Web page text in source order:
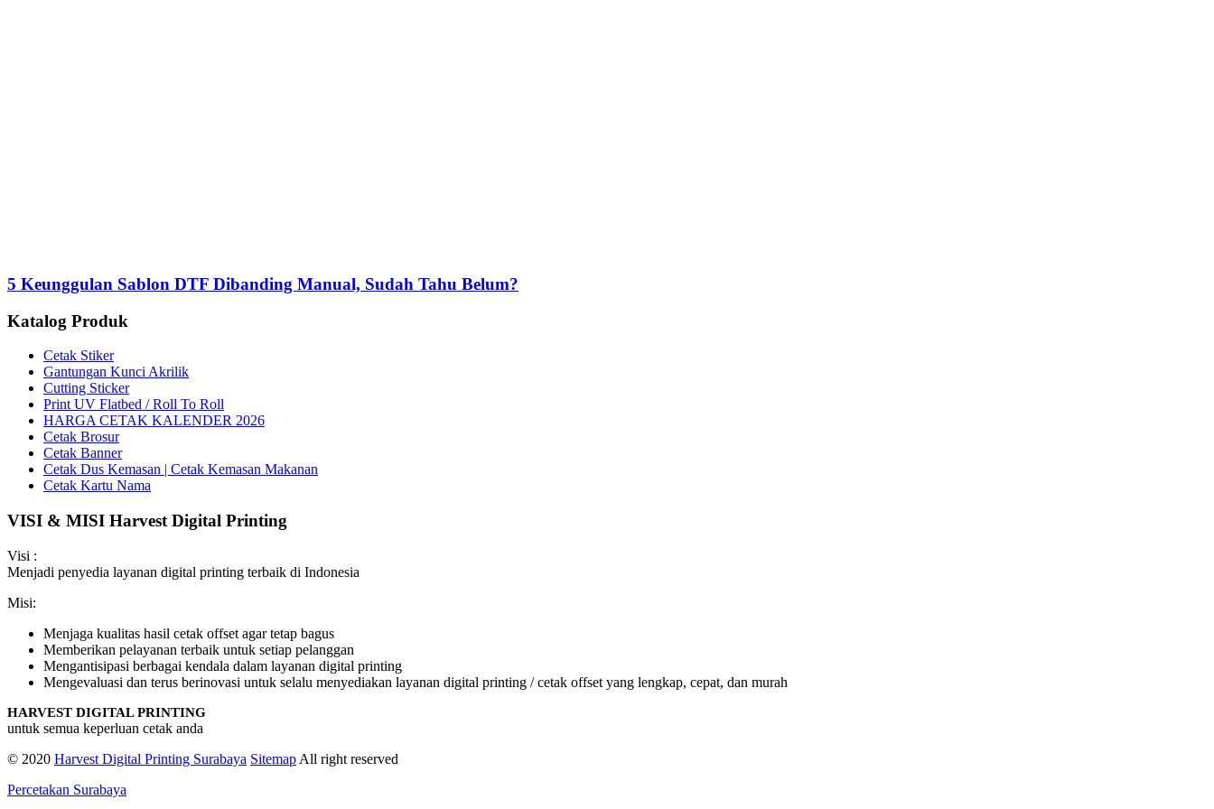
5 Keunggulan Sablon DTF Dibanding Manual, Sudah Tahu Belum?
Katalog Produk
Cetak Stiker
Gantungan Kunci Akrilik
Cutting Sticker
Print UV Flatbed / Roll To Roll
HARGA CETAK KALENDER 2026
Cetak Brosur
Cetak Banner
Cetak Dus Kemasan | Cetak Kemasan Makanan
Cetak Kartu Nama
VISI & MISI Harvest Digital Printing
Visi :
Menjadi penyedia layanan digital printing terbaik di Indonesia
Misi:
Menjaga kualitas hasil cetak offset agar tetap bagus
Memberikan pelayanan terbaik untuk setiap pelanggan
Mengantisipasi berbagai kendala dalam layanan digital printing
Mengevaluasi dan terus berinovasi untuk selalu menyediakan layanan digital printing / cetak offset yang lengkap, cepat, dan murah
HARVEST DIGITAL PRINTING
untuk semua keperluan cetak anda
© 2020 Harvest Digital Printing Surabaya Sitemap All right reserved
Percetakan Surabaya